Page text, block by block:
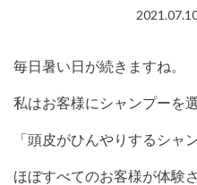
毎日暑い日が続きますね。
私はお客様にシャンプーを
「頭皮がひんやりするシャ
ほぼすべてのお客様が体験